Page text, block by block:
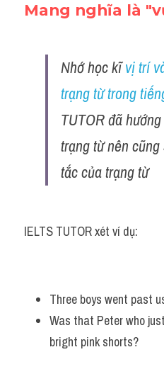
Mang nghĩa là
Nhớ học kĩ vị trí
trạng từ trong
TUTOR đã
trạng từ nên
tắc của trạng từ
IELTS TUTOR xét ví dụ:
Three boys went past
Was that Peter who
bright pink shorts?